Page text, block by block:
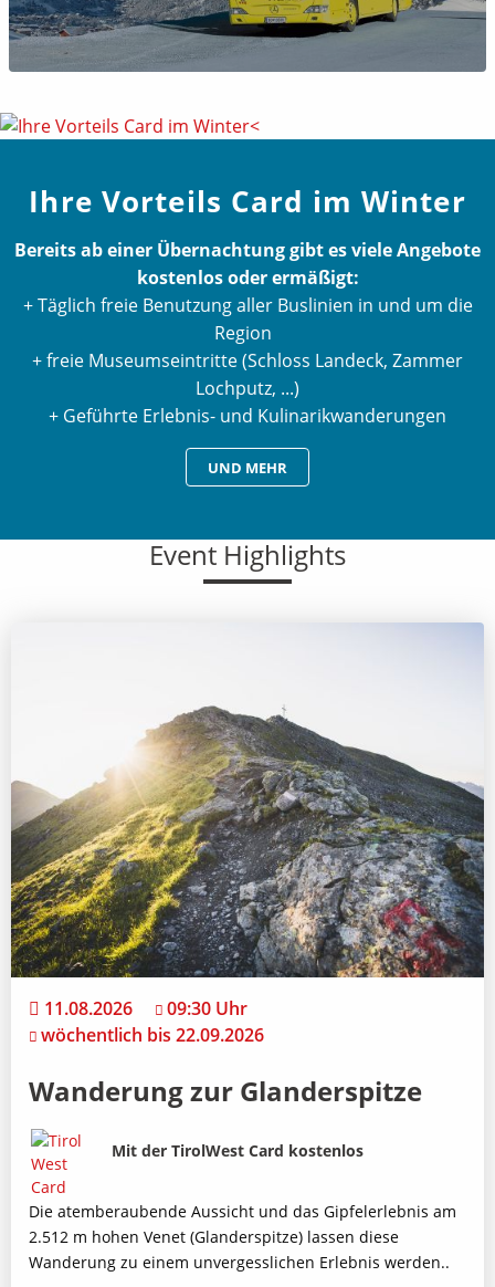
Ihre Vorteils Card im Winter
Bereits ab einer Übernachtung gibt es viele Angebote
kostenlos oder ermäßigt:
+ Täglich freie Benutzung aller Buslinien in und um die
Region
+ freie Museumseintritte (Schloss Landeck, Zammer
Lochputz, ...)
+ Geführte Erlebnis- und Kulinarikwanderungen
UND MEHR
Event Highlights
11.08.2026
09:30 Uhr
wöchentlich bis 22.09.2026
Wanderung zur Glanderspitze
Bild
Beschreibung
Mit der TirolWest Card kostenlos
Die atemberaubende Aussicht und das Gipfelerlebnis am
2.512 m hohen Venet (Glanderspitze) lassen diese
Wanderung zu einem unvergesslichen Erlebnis werden..